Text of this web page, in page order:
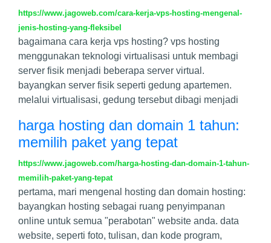
https://www.jagoweb.com/cara-kerja-vps-hosting-mengenal-
jenis-hosting-yang-fleksibel
bagaimana cara kerja vps hosting? vps hosting
menggunakan teknologi virtualisasi untuk membagi
server fisik menjadi beberapa server virtual.
bayangkan server fisik seperti gedung apartemen.
melalui virtualisasi, gedung tersebut dibagi menjadi
harga hosting dan domain 1 tahun:
memilih paket yang tepat
https://www.jagoweb.com/harga-hosting-dan-domain-1-tahun-
memilih-paket-yang-tepat
pertama, mari mengenal hosting dan domain hosting:
bayangkan hosting sebagai ruang penyimpanan
online untuk semua "perabotan" website anda. data
website, seperti foto, tulisan, dan kode program,